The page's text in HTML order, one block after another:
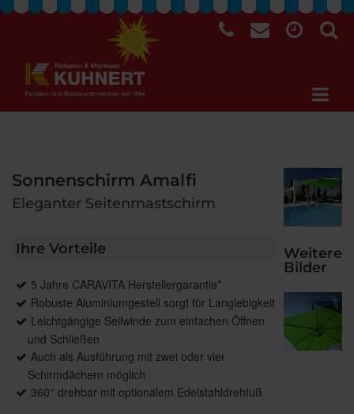
Sonnenschirm Amalfi
Eleganter Seitenmastschirm
Ihre Vorteile
5 Jahre CARAVITA Herstellergarantie*
Robuste Aluminiumgestell sorgt für Langlebigkeit
Leichtgängige Seilwinde zum einfachen Öffnen
und Schließen
Auch als Ausführung mit zwei oder vier
Schirmdächern möglich
360° drehbar mit optionalem Edelstahldrehfuß
Weitere
Bilder